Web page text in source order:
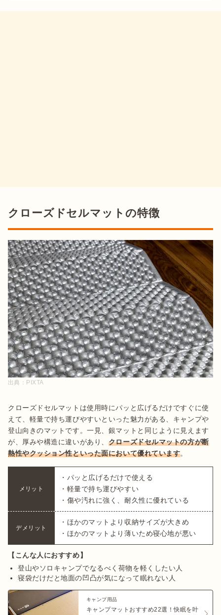
クローズドセルマットの特徴
出典： PIXTA
クローズドセルマットは使用時にパッと広げるだけですぐに使
えて、軽量で持ち運びやすいといった魅力がある、キャンプや
登山向きのマットです。一見、銀マットと同じように見えます
が、厚みや構造に違いがあり、 クローズドセルマットの方が断
熱性やクッション性といった面において優れています。
メリット
・パッと広げるだけで使える
・軽量で持ち運びやすい
・傷や汚れに強く、耐久性に優れている
デメリット
・ほかのマットより収納サイズが大きめ
・ほかのマットより薄いため寝心地が悪い
【こんな人におすすめ】
登山やソロキャンプでなるべく荷物を軽くしたい人
寝袋だけだと地面の凹凸が気になって眠れない人
キャンプ用品
キャンプマットおすすめ22選！快眠を叶